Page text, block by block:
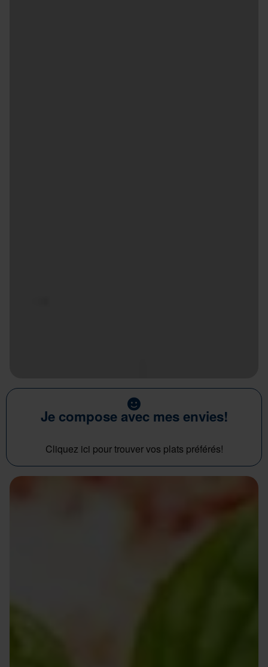
Je compose avec mes envies!
Cliquez ici pour trouver vos plats préférés!